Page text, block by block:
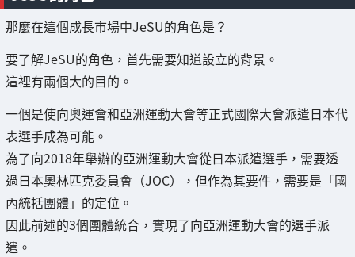
那麼在這個成長市場中JeSU的角色是？
要了解JeSU的角色，首先需要知道設立的背景。
這裡有兩個大的目的。
一個是使向奧運會和亞洲運動大會等正式國際大會派遣日本代
表選手成為可能。
為了向2018年舉辦的亞洲運動大會從日本派遣選手，需要透
過日本奧林匹克委員會（JOC），但作為其要件，需要是「國
內統括團體」的定位。
因此前述的3個團體統合，實現了向亞洲運動大會的選手派
遣。